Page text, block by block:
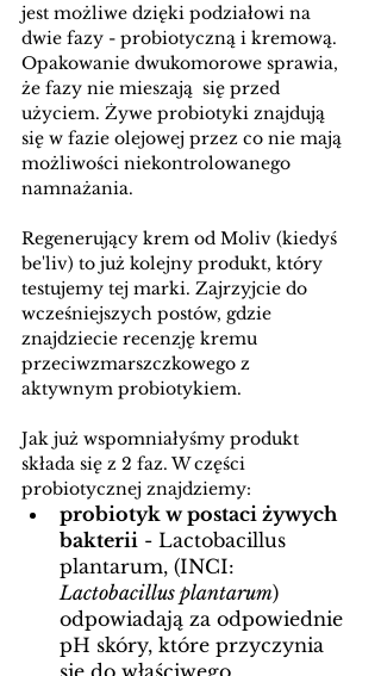
jest możliwe dzięki podziałowi na
dwie fazy - probiotyczną i kremową.
Opakowanie dwukomorowe sprawia,
że fazy nie mieszają  się przed
użyciem. Żywe probiotyki znajdują
się w fazie olejowej przez co nie mają
możliwości niekontrolowanego
namnażania.
Regenerujący krem od Moliv (kiedyś
be'liv) to już kolejny produkt, który
testujemy tej marki. Zajrzyjcie do
wcześniejszych postów, gdzie
znajdziecie recenzję kremu
przeciwzmarszczkowego z
aktywnym probiotykiem.
Jak już wspomniałyśmy produkt
składa się z 2 faz. W części
probiotycznej znajdziemy:
probiotyk w postaci żywych
bakterii - Lactobacillus
plantarum, (INCI:
Lactobacillus plantarum)
odpowiadają za odpowiednie
pH skóry, które przyczynia
się do właściwego